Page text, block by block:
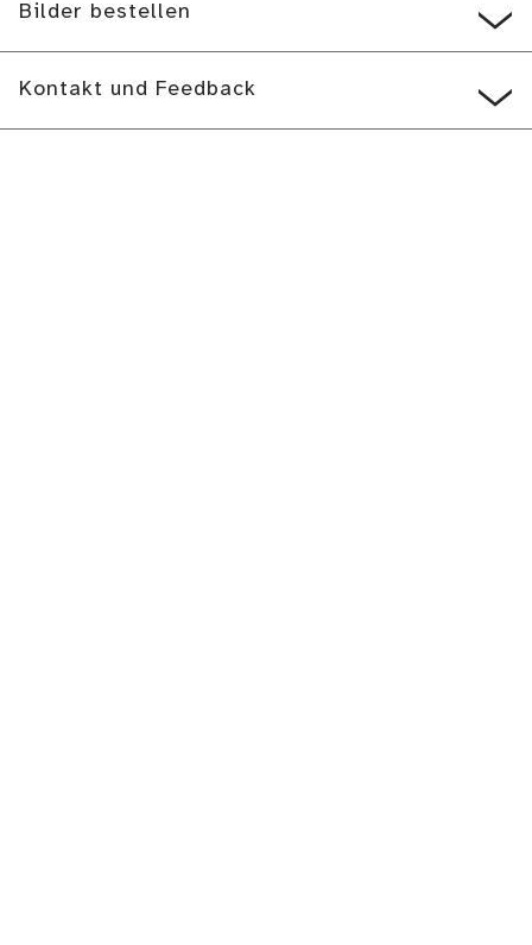
Bilder bestellen
Kontakt und Feedback